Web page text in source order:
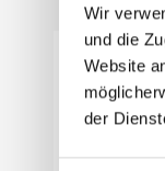
Wir
und die
Website
der